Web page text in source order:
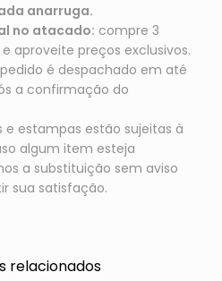
anarruga.
no atacado: compre 3
aproveite preços exclusivos.
é despachado em até
a confirmação do
e estampas estão sujeitas à
algum item esteja
a substituição sem aviso
sua satisfação.
relacionados